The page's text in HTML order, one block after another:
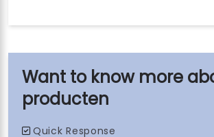
producten